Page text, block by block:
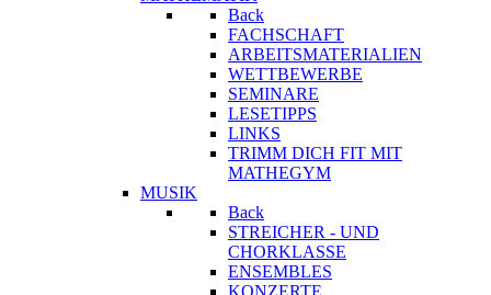
Back
FACHSCHAFT
ARBEITSMATERIALIEN
WETTBEWERBE
SEMINARE
LESETIPPS
LINKS
TRIMM DICH FIT MIT
MATHEGYM
MUSIK
Back
STREICHER - UND
CHORKLASSE
ENSEMBLES
KONZERTE